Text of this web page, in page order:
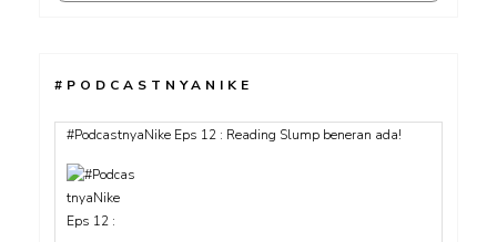
#PODCASTNYANIKE
Banyak milih baca ebook lho! #TentangBuku